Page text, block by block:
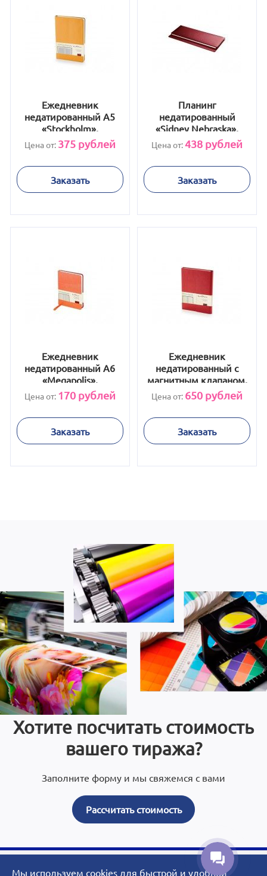
Ежедневник
недатированный А5
«Stockholm»,
оранжевый
Цена от: 375рублей
Заказать
Планинг
недатированный
«Sidney Nebraska»,
бордовый
Цена от:438 рублей
Заказать
Ежедневник
недатированный А6
«Megapolis»,
оранжевый
Цена от: 170рублей
Заказать
Ежедневник
недатированный с
магнитным клапаном,
А5 "WALTZ", красный
Цена от: 650 рублей
Заказать
Хотите посчитать стоимость
вашего тиража?
Заполните форму и мы свяжемся с вами
Рассчитать стоимость
Мы используем cookies для быстрой и удобной